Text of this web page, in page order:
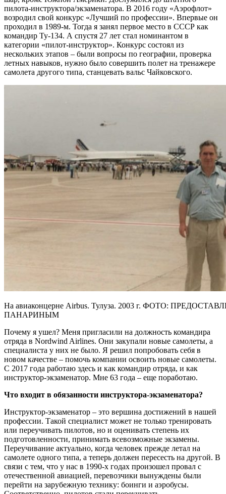
пилота-инструктора/экзаменатора. В 2016 году «Аэрофлот»
возродил свой конкурс «Лучший по профессии». Впервые он
проходил в 1989-м. Тогда я занял первое место в СССР как
командир Ту-134. А спустя 27 лет стал номинантом в
категории «пилот-инструктор». Конкурс состоял из
нескольких этапов – были вопросы по географии, проверка
летных навыков, нужно было совершить полет на тренажере
самолета другого типа, станцевать вальс Чайковского.
На авиаконцерне Airbus. Тулуза. 2003 г. ФОТО:
ПАНАРИНЫМ
Почему я ушел? Меня пригласили на должность командира
отряда в Nordwind Airlines. Они закупали новые самолеты, а
специалиста у них не было. Я решил попробовать себя в
новом качестве – помочь компании освоить новые самолеты.
С 2017 года работаю здесь и как командир отряда, и как
инструктор-экзаменатор. Мне 63 года – еще поработаю.
Что входит в обязанности инструктора-экзаменатора?
Инструктор-экзаменатор – это вершина достижений в нашей
профессии. Такой специалист может не только тренировать
или переучивать пилотов, но и оценивать степень их
подготовленности, принимать всевозможные экзамены.
Переучивание актуально, когда человек прежде летал на
самолете одного типа, а теперь должен пересесть на другой. В
связи с тем, что у нас в 1990-х годах произошел провал с
отечественной авиацией, перевозчики вынуждены были
перейти на зарубежную технику: боинги и аэробусы.